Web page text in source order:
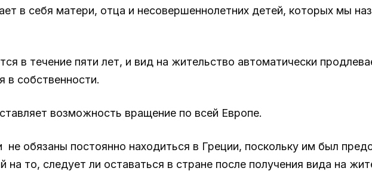
в себя матери, отца и несовершеннолетних детей, которых мы
в течение пяти лет, и вид на жительство автоматически
в собственности.
возможность вращение по всей Европе.
обязаны постоянно находиться в Греции, поскольку им был
на то, следует ли оставаться в стране после получения вида на